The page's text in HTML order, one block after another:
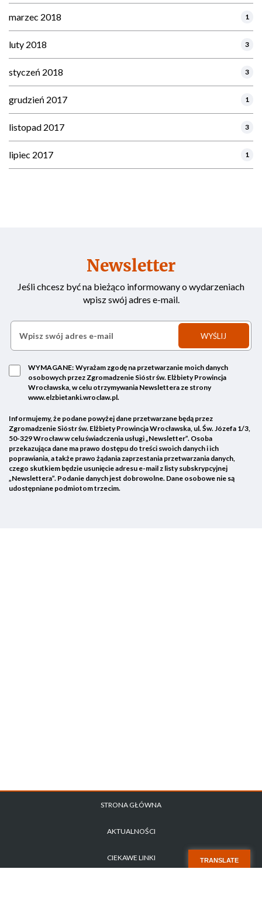
marzec 2018 1
luty 2018 3
styczeń 2018 3
grudzień 2017 1
listopad 2017 3
lipiec 2017 1
Newsletter
Jeśli chcesz być na bieżąco informowany o wydarzeniach
wpisz swój adres e-mail.
WYMAGANE: Wyrażam zgodę na przetwarzanie moich danych
osobowych przez Zgromadzenie Sióstr św. Elżbiety Prowincja
Wrocławska, w celu otrzymywania Newslettera ze strony
www.elzbietanki.wroclaw.pl.
Informujemy, że podane powyżej dane przetwarzane będą przez
Zgromadzenie Sióstr św. Elżbiety Prowincja Wrocławska, ul. Św. Józefa 1/3,
50-329 Wrocław w celu świadczenia usługi „Newsletter”. Osoba
przekazująca dane ma prawo dostępu do treści swoich danych i ich
poprawiania, a także prawo żądania zaprzestania przetwarzania danych,
czego skutkiem będzie usunięcie adresu e-mail z listy subskrypcyjnej
„Newslettera”. Podanie danych jest dobrowolne. Dane osobowe nie są
udostępniane podmiotom trzecim.
TRANSLATE
STRONA GŁÓWNA
AKTUALNOŚCI
CIEKAWE LINKI